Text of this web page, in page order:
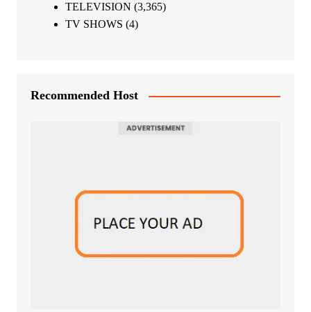
TELEVISION (3,365)
TV SHOWS (4)
Recommended Host